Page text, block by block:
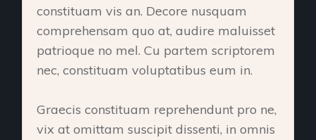
constituam vis an. Decore nusquam
comprehensam quo at, audire maluisset
patrioque no mel. Cu partem scriptorem
nec, constituam voluptatibus eum in.
Graecis constituam reprehendunt pro ne,
vix at omittam suscipit dissenti, in omnis